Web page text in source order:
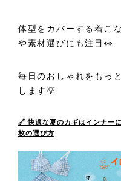
体型をカバーする着こ
や素材選びにも注目👀
毎日のおしゃれをもっ
します💡
🔗 快適な夏のカギはインナー
枚の選び方